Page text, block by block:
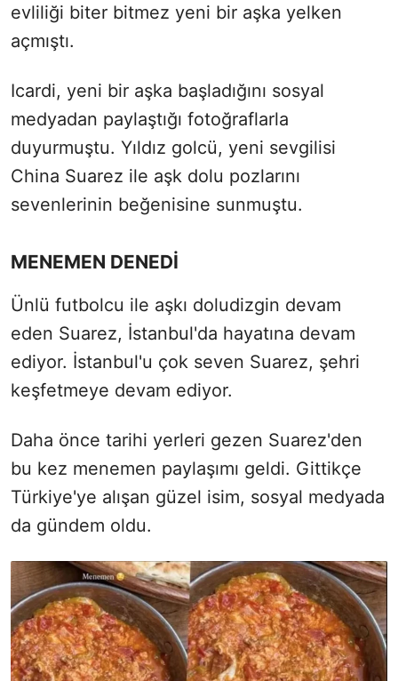
evliliği biter bitmez yeni bir aşka yelken
açmıştı.
Icardi, yeni bir aşka başladığını sosyal
medyadan paylaştığı fotoğraflarla
duyurmuştu. Yıldız golcü, yeni sevgilisi
China Suarez ile aşk dolu pozlarını
sevenlerinin beğenisine sunmuştu.
MENEMEN DENEDİ
Ünlü futbolcu ile aşkı doludizgin devam
eden Suarez, İstanbul'da hayatına devam
ediyor. İstanbul'u çok seven Suarez, şehri
keşfetmeye devam ediyor.
Daha önce tarihi yerleri gezen Suarez'den
bu kez menemen paylaşımı geldi. Gittikçe
Türkiye'ye alışan güzel isim, sosyal medyada
da gündem oldu.